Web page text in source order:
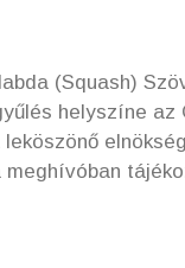
(Squash)
helyszíne az
meghívóban